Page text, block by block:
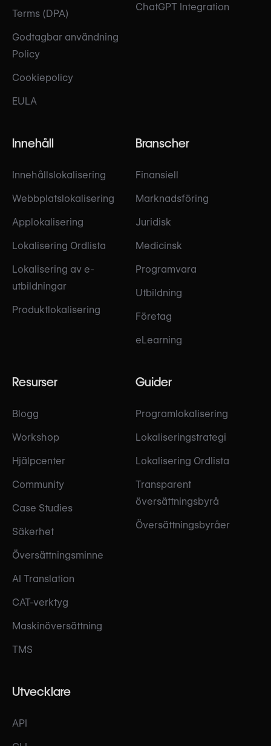
Terms (DPA)
Godtagbar användning
Policy
Cookiepolicy
EULA
ChatGPT Integration
Innehåll
Innehållslokalisering
Webbplatslokalisering
Applokalisering
Lokalisering Ordlista
Lokalisering av e-
utbildningar
Produktlokalisering
Branscher
Finansiell
Marknadsföring
Juridisk
Medicinsk
Programvara
Utbildning
Företag
eLearning
Resurser
Blogg
Workshop
Hjälpcenter
Community
Case Studies
Säkerhet
Översättningsminne
AI Translation
CAT-verktyg
Maskinöversättning
TMS
Guider
Programlokalisering
Lokaliseringstrategi
Lokalisering Ordlista
Transparent
översättningsbyrå
Översättningsbyråer
Utvecklare
API